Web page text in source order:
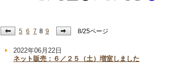
5 6 7 8 9 8/25ページ
2022年06月22日
ネット販売：６／２５（土）増室しました